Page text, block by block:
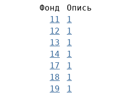
Фонд
Опись
11
1
12
1
13
1
14
1
17
1
18
1
19
1